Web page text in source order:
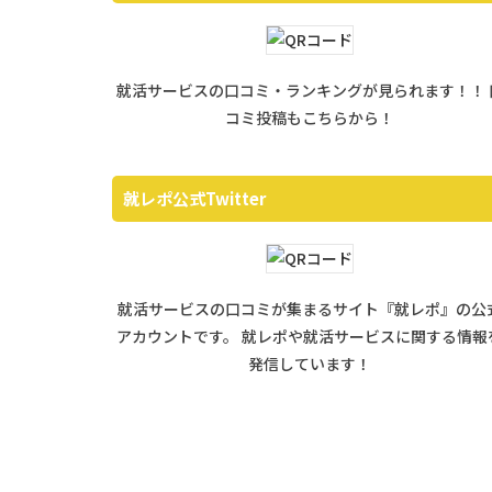
就活サービスの口コミ・ランキングが見られます！！
コミ投稿もこちらから！
就レポ公式Twitter
就活サービスの口コミが集まるサイト『就レポ』の公
アカウントです。 就レポや就活サービスに関する情報
発信しています！